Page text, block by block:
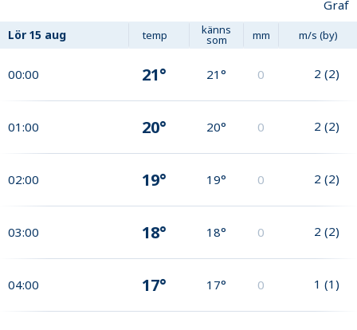
Graf
Lör 15 aug temp känns
som mm m/s (by)
00:00 21° 21° 0 2 (2)
01:00 20° 20° 0 2 (2)
02:00 19° 19° 0 2 (2)
03:00 18° 18° 0 2 (2)
04:00 17° 17° 0 1 (1)